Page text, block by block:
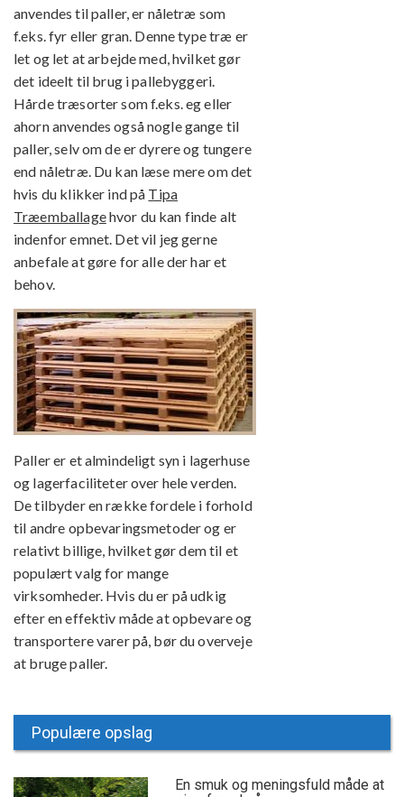
anvendes til paller, er nåletræ som
f.eks. fyr eller gran. Denne type træ er
let og let at arbejde med, hvilket gør
det ideelt til brug i pallebyggeri.
Hårde træsorter som f.eks. eg eller
ahorn anvendes også nogle gange til
paller, selv om de er dyrere og tungere
end nåletræ. Du kan læse mere om det
hvis du klikker ind på Tipa
Træemballagehvor du kan finde alt
indenfor emnet. Det vil jeg gerne
anbefale at gøre for alle der har et
behov.
Paller er et almindeligt syn i lagerhuse
og lagerfaciliteter over hele verden.
De tilbyder en række fordele i forhold
til andre opbevaringsmetoder og er
relativt billige, hvilket gør dem til et
populært valg for mange
virksomheder. Hvis du er på udkig
efter en effektiv måde at opbevare og
transportere varer på, bør du overveje
at bruge paller.
Populære opslag
En smuk og meningsfuld måde at